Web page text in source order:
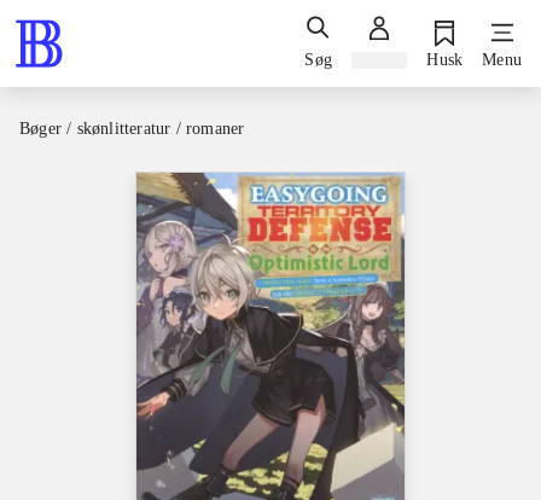
Søg Husk Menu
Bøger / skønlitteratur / romaner